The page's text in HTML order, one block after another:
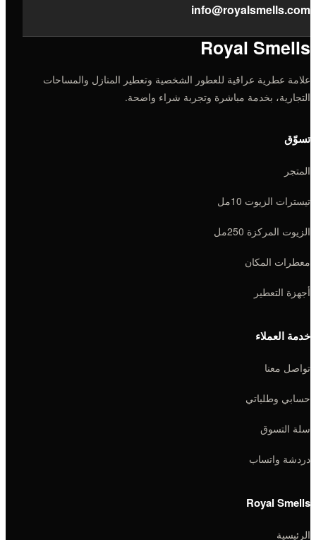
info@royalsmells.com
Royal Smells
علامة عطرية عراقية للعطور الشخصية وتعطير المنازل والمساحات
التجارية، بخدمة مباشرة وتجربة شراء واضحة.
تسوّق
المتجر
تيسترات الزيوت 10مل
الزيوت المركزة 250مل
معطرات المكان
أجهزة التعطير
خدمة العملاء
تواصل معنا
حسابي وطلباتي
سلة التسوق
دردشة واتساب
Royal Smells
الرئيسية